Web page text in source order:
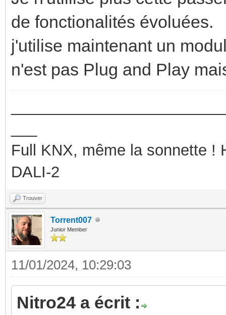
de fonctionalités évoluées.
j'utilise maintenant un
n'est pas Plug and Play
Full KNX, même la sonnette !
DALI-2
Trouver
Torrent007
Junior Member
11/01/2024, 10:29:03
Nitro24 a écrit :